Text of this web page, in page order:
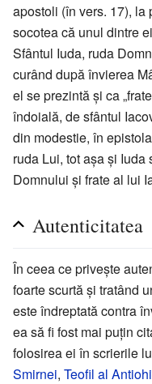
apostoli (în vers. 17), la
socotea că unul dintre
Sfântul Iuda, ruda
curând după învierea
el se prezintă şi ca
îndoială, de sfântul
din modestie, în
ruda Lui, tot aşa şi Iuda
Domnului şi frate al lui
Autenticitatea
În ceea ce priveşte
foarte scurtă şi tratând
este îndreptată contra
ea să fi fost mai puţin
folosirea ei în scrierile
Smirnei, Teofil al